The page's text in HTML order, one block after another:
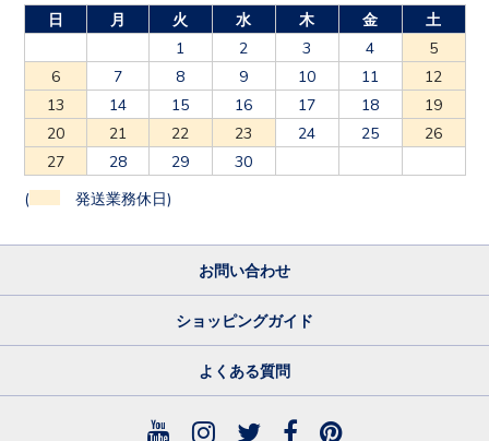
日
月 火 水 木 金
土
1
2 3 4
5
6
7 8 9 10 11
12
13
14 15 16 17 18
19
20
21 22 23 24 25
26
27
28 29 30
( 発送業務休日)
お問い合わせ
ショッピングガイド
よくある質問